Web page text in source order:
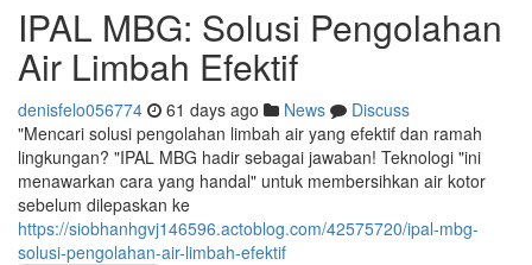
IPAL MBG: Solusi Pengolahan
Air Limbah Efektif
denisfelo056774 61 days ago News
Discuss
"Mencari solusi pengolahan limbah air yang efektif dan ramah
lingkungan? "IPAL MBG hadir sebagai jawaban! Teknologi "ini
menawarkan cara yang handal" untuk membersihkan air kotor
sebelum dilepaskan ke
https://siobhanhgvj146596.actoblog.com/42575720/ipal-mbg-
solusi-pengolahan-air-limbah-efektif